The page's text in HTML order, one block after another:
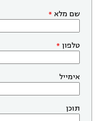
שם מלא
טלפון
אימייל
תוכן